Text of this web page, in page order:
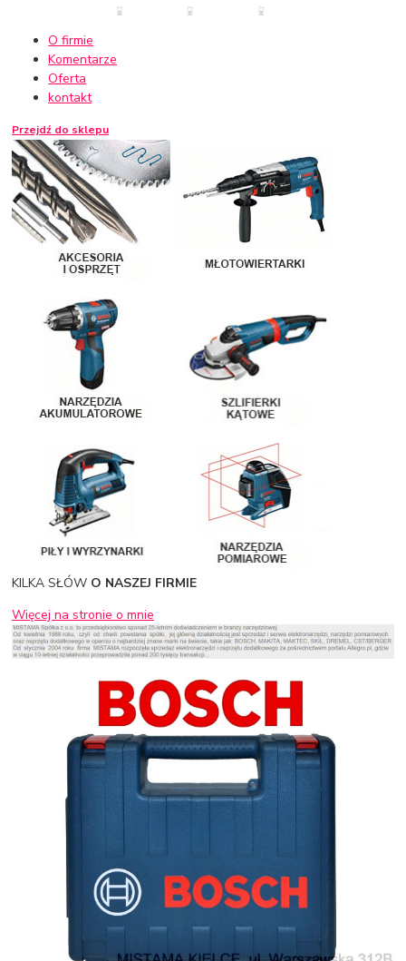
O firmie
Komentarze
Oferta
kontakt
Przejdź do sklepu
KILKA SŁÓW O NASZEJ FIRMIE
Więcej na stronie o mnie